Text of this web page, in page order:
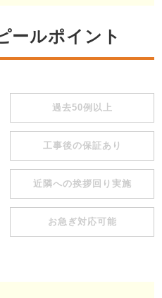
ールポイント
過去50例以上
工事後の保証あり
近隣への挨拶回り実施
お急ぎ対応可能